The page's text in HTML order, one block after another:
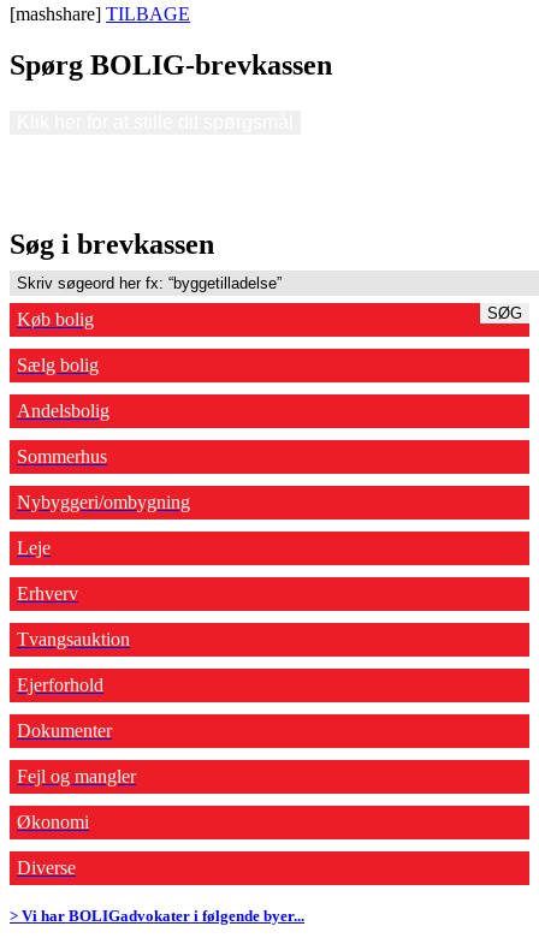
[mashshare] TILBAGE
Spørg BOLIG-brevkassen
Søg i brevkassen
SØG
Køb bolig
Sælg bolig
Andelsbolig
Sommerhus
Nybyggeri/ombygning
Leje
Erhverv
Tvangsauktion
Ejerforhold
Dokumenter
Fejl og mangler
Økonomi
Diverse
> Vi har BOLIGadvokater i følgende byer...